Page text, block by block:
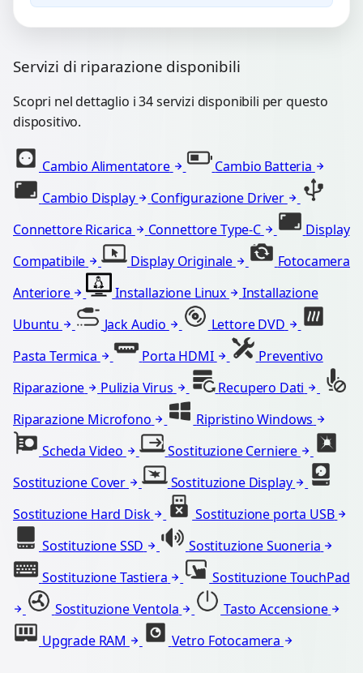
Servizi di riparazione disponibili
Scopri nel dettaglio i 34 servizi disponibili per questo
dispositivo.
Cambio Alimentatore
Cambio Batteria
Cambio Display
Configurazione Driver
Connettore Ricarica
Connettore Type-C
Display
Compatibile
Display Originale
Fotocamera
Anteriore
Installazione Linux
Installazione
Ubuntu
Jack Audio
Lettore DVD
Pasta Termica
Porta HDMI
Preventivo
Riparazione
Pulizia Virus
Recupero Dati
Riparazione Microfono
Ripristino Windows
Scheda Video
Sostituzione Cerniere
Sostituzione Cover
Sostituzione Display
Sostituzione Hard Disk
Sostituzione porta USB
Sostituzione SSD
Sostituzione Suoneria
Sostituzione Tastiera
Sostituzione TouchPad
Sostituzione Ventola
Tasto Accensione
Upgrade RAM
Vetro Fotocamera